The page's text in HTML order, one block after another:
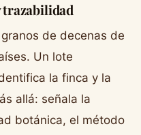
de decenas de
Un lote
la finca y la
allá: señala la
botánica, el método